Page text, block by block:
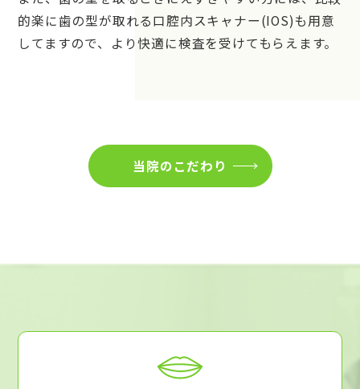
的楽に歯の型が取れる口腔内スキャナー(IOS)も用意
してますので、より快適に検査を受けてもらえます。
当院のこだわり